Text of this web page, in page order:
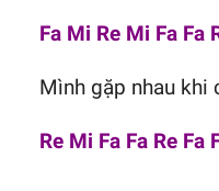
Fa Mi Re Mi Fa Fa
Mình gặp nhau khi
Re Mi Fa Fa Re Fa